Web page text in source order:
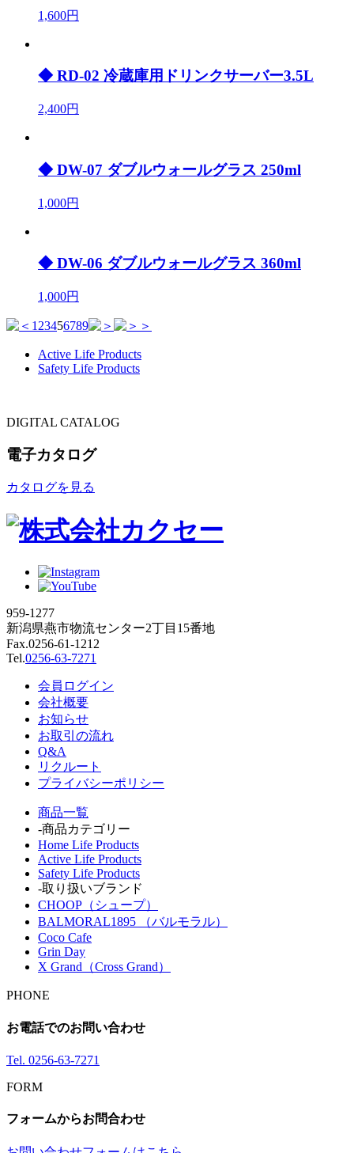
1,600円
◆ RD-02 冷蔵庫用ドリンクサーバー3.5L
2,400円
◆ DW-07 ダブルウォールグラス 250ml
1,000円
◆ DW-06 ダブルウォールグラス 360ml
1,000円
1 23456789
Active Life Products
Safety Life Products
DIGITAL CATALOG
電子カタログ
カタログを見る
959-1277
新潟県燕市物流センター2丁目15番地
Fax.0256-61-1212
Tel.0256-63-7271
会員ログイン
会社概要
お知らせ
お取引の流れ
Q&A
リクルート
プライバシーポリシー
商品一覧
-商品カテゴリー
Home Life Products
Active Life Products
Safety Life Products
-取り扱いブランド
CHOOP（シュープ）
BALMORAL1895 （バルモラル）
Coco Cafe
Grin Day
X Grand（Cross Grand）
PHONE
お電話でのお問い合わせ
Tel. 0256-63-7271
FORM
フォームからお問合わせ